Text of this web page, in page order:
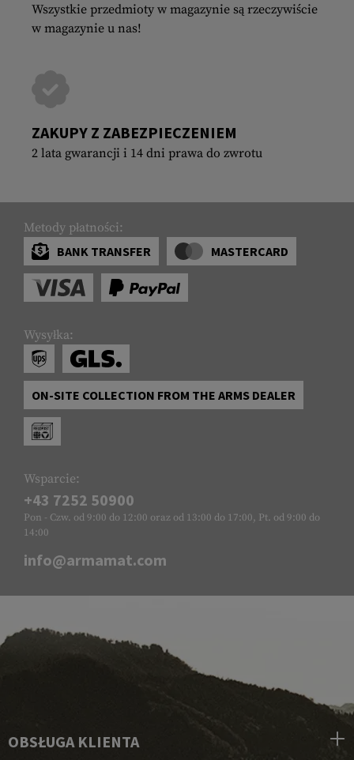
Wszystkie przedmioty w magazynie są rzeczywiście
w magazynie u nas!
ZAKUPY Z ZABEZPIECZENIEM
2 lata gwarancji i 14 dni prawa do zwrotu
Metody płatności:
BANK TRANSFER
MASTERCARD
Wysyłka:
ON-SITE COLLECTION FROM THE ARMS DEALER
Wsparcie:
+43 7252 50900
Pon - Czw. od 9:00 do 12:00 oraz od 13:00 do 17:00, Pt. od 9:00 do
14:00
info@armamat.com
OBSŁUGA KLIENTA